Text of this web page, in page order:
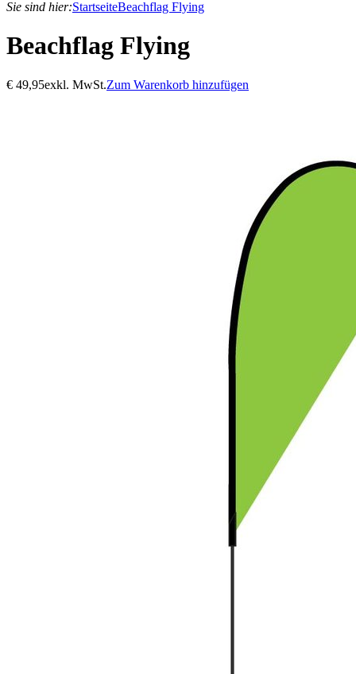
Sie sind hier:StartseiteBeachflag Flying
Beachflag Flying
€ 49,95exkl. MwSt.Zum Warenkorb hinzufügen